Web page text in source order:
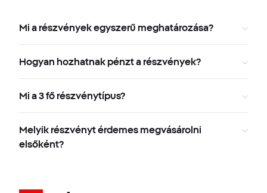
Mi a részvények egyszerű meghatározása?
Hogyan hozhatnak pénzt a részvények?
Mi a 3 fő részvénytípus?
Melyik részvényt érdemes megvásárolni
elsőként?